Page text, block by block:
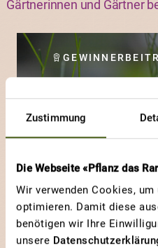
Zustimmung
Die Webseite «Pflanz das
Wir verwenden Cookies,
optimieren. Damit diese
benötigen wir Ihre
unsere
Gärtnerinnen und Gärtner
Fenchel für